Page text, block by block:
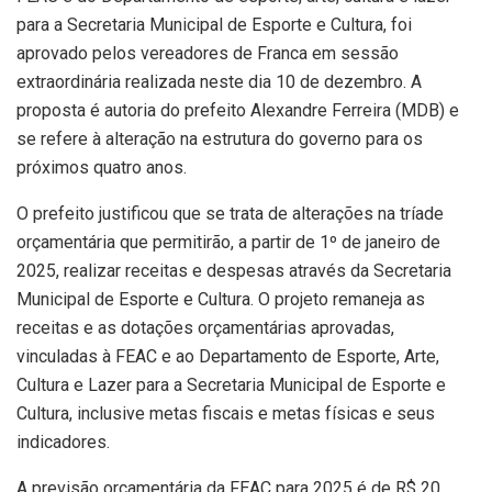
para a Secretaria Municipal de Esporte e Cultura, foi
aprovado pelos vereadores de Franca em sessão
extraordinária realizada neste dia 10 de dezembro. A
proposta é autoria do prefeito Alexandre Ferreira (MDB) e
se refere à alteração na estrutura do governo para os
próximos quatro anos.
O prefeito justificou que se trata de alterações na tríade
orçamentária que permitirão, a partir de 1º de janeiro de
2025, realizar receitas e despesas através da Secretaria
Municipal de Esporte e Cultura. O projeto remaneja as
receitas e as dotações orçamentárias aprovadas,
vinculadas à FEAC e ao Departamento de Esporte, Arte,
Cultura e Lazer para a Secretaria Municipal de Esporte e
Cultura, inclusive metas fiscais e metas físicas e seus
indicadores.